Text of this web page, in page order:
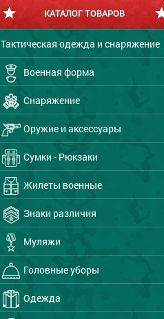
КАТАЛОГ ТОВАРОВ
Тактическая одежда и снаряжение
Военная форма
Снаряжение
Оружие и аксессуары
Сумки - Рюкзаки
Жилеты военные
Знаки различия
Муляжи
Головные уборы
Одежда